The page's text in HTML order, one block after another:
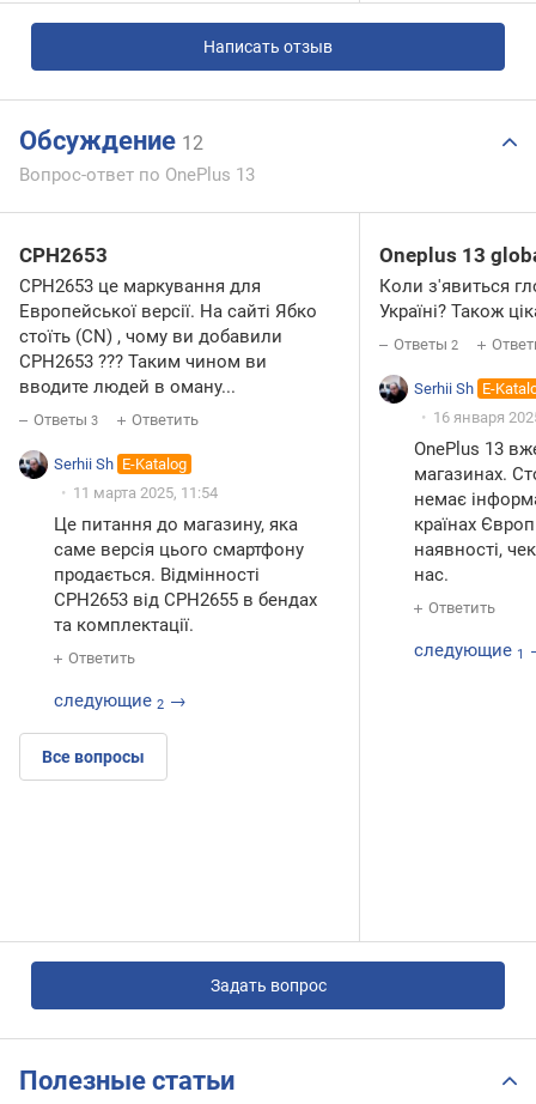
Написать отзыв
Обсуждение 12
Вопрос-ответ по OnePlus 13
CPH2653
CPH2653 це маркування для
Европейської версії. На сайті Ябко
стоїть (CN) , чому ви добавили
CPH2653 ??? Таким чином ви
вводите людей в оману...
Ответы 3 Ответить
Serhii Sh E-Katalog
11 марта 2025, 11:54
Це питання до магазину, яка
саме версія цього смартфону
продається. Відмінності
CPH2653 від CPH2655 в бендах
та комплектації.
Ответить
следующие 2 →
Все вопросы
Oneplus 13
Коли з'явиться
Україні? Також
Ответы 2
Serhii Sh E-
16 января
OnePlus 13
магазинах.
немає
країнах
наявності,
нас.
Ответить
следующие 1
Задать вопрос
Полезные статьи